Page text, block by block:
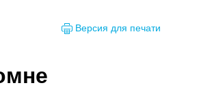
Версия для печати